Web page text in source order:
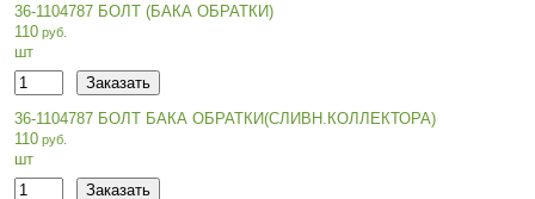
36-1104787 БОЛТ (БАКА ОБРАТКИ)
110
шт
36-1104787 БОЛТ БАКА ОБРАТКИ(СЛИВН.КОЛЛЕКТОРА)
110
шт